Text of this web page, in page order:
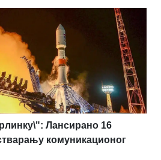
Лансирано 16
комуникационог